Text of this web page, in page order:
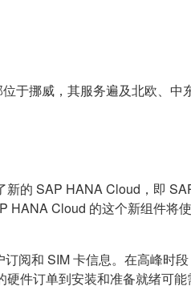
于挪威，其服务遍及北欧、
的 SAP HANA Cloud，即
Cloud 的这个新组件
阅和 SIM 卡信息。在高峰时
件订单到安装和准备就绪可